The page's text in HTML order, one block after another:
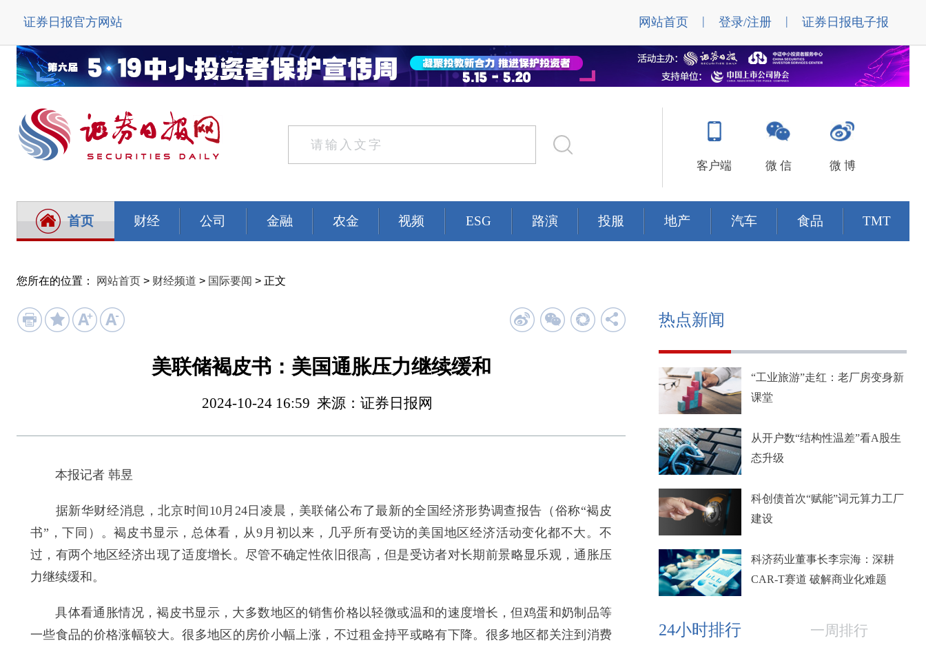
证券日报官方网站 网站首页 | 登录/注册 | 证券日报电子报
客户端 微 信 微 博
首页 财经 公司 金融 农金 视频 ESG 路演 投服 地产 汽车 食品 TMT
您所在的位置： 网站首页 > 财经频道 > 国际要闻 > 正文
美联储褐皮书：美国通胀压力继续缓和
2024-10-24 16:59 来源：证券日报网
本报记者 韩昱
据新华财经消息，北京时间10月24日凌晨，美联储公布了最新的全国经济形势调查报告（俗称“褐皮
书”，下同）。褐皮书显示，总体看，从9月初以来，几乎所有受访的美国地区经济活动变化都不大。不
过，有两个地区经济出现了适度增长。尽管不确定性依旧很高，但是受访者对长期前景略显乐观，通胀压
力继续缓和。
具体看通胀情况，褐皮书显示，大多数地区的销售价格以轻微或温和的速度增长，但鸡蛋和奶制品等
一些食品的价格涨幅较大。很多地区的房价小幅上涨，不过租金持平或略有下降。很多地区都关注到消费
热点新闻
“工业旅游”走红：老厂房变身新
课堂
从开户数“结构性温差”看A股生
态升级
科创债首次“赋能”词元算力工厂
建设
科济药业董事长李宗海：深耕
CAR-T赛道 破解商业化难题
24小时排行 一周排行